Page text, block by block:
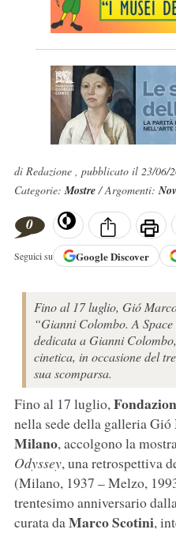
di Redazione , pubblicato il 23/06/
Categorie:Mostre/ Argomenti:
0
Seguici su GoogleDiscover
Fino al 17 luglio, Gió
“Gianni Colombo. A
dedicata a Gianni
cinetica, in occasione del
sua scomparsa.
Fino al 17 luglio,
nella sede della galleria
Milano, accolgono la
Odyssey, una retrospettiva
(Milano, 1937 – Melzo,
trentesimo anniversario
curata daMarco Scotini,